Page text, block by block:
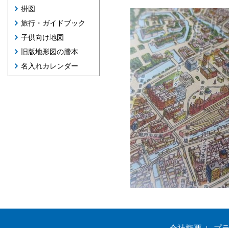
掛図
旅行・ガイドブック
子供向け地図
旧版地形図の謄本
名入れカレンダー